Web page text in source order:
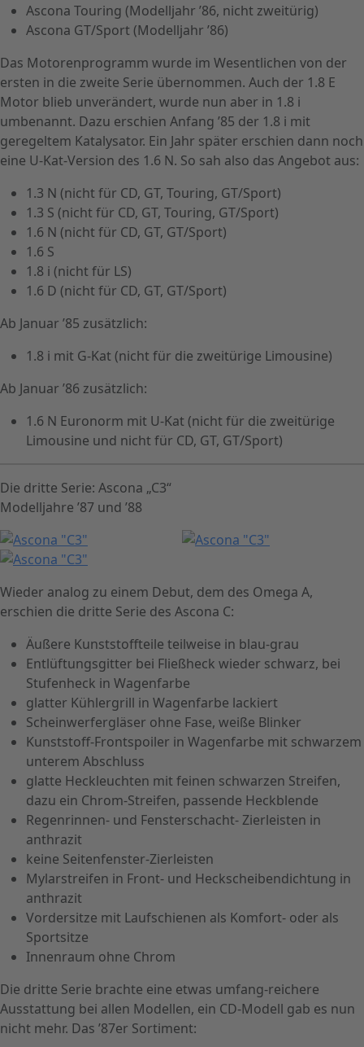
Ascona Touring (Modelljahr ’86, nicht zweitürig)
Ascona GT/Sport (Modelljahr ’86)
Das Motorenprogramm wurde im Wesentlichen von der
ersten in die zweite Serie übernommen. Auch der 1.8 E
Motor blieb unverändert, wurde nun aber in 1.8 i
umbenannt. Dazu erschien Anfang ’85 der 1.8 i mit
geregeltem Katalysator. Ein Jahr später erschien dann noch
eine U-Kat-Version des 1.6 N. So sah also das Angebot aus:
1.3 N (nicht für CD, GT, Touring, GT/Sport)
1.3 S (nicht für CD, GT, Touring, GT/Sport)
1.6 N (nicht für CD, GT, GT/Sport)
1.6 S
1.8 i (nicht für LS)
1.6 D (nicht für CD, GT, GT/Sport)
Ab Januar ’85 zusätzlich:
1.8 i mit G-Kat (nicht für die zweitürige Limousine)
Ab Januar ’86 zusätzlich:
1.6 N Euronorm mit U-Kat (nicht für die zweitürige
Limousine und nicht für CD, GT, GT/Sport)
Die dritte Serie: Ascona „C3“
Modelljahre ’87 und ’88
Wieder analog zu einem Debut, dem des Omega A,
erschien die dritte Serie des Ascona C:
Äußere Kunststoffteile teilweise in blau-grau
Entlüftungsgitter bei Fließheck wieder schwarz, bei
Stufenheck in Wagenfarbe
glatter Kühlergrill in Wagenfarbe lackiert
Scheinwerfergläser ohne Fase, weiße Blinker
Kunststoff-Frontspoiler in Wagenfarbe mit schwarzem
unterem Abschluss
glatte Heckleuchten mit feinen schwarzen Streifen,
dazu ein Chrom-Streifen, passende Heckblende
Regenrinnen- und Fensterschacht- Zierleisten in
anthrazit
keine Seitenfenster-Zierleisten
Mylarstreifen in Front- und Heckscheibendichtung in
anthrazit
Vordersitze mit Laufschienen als Komfort- oder als
Sportsitze
Innenraum ohne Chrom
Die dritte Serie brachte eine etwas umfang-reichere
Ausstattung bei allen Modellen, ein CD-Modell gab es nun
nicht mehr. Das ’87er Sortiment: